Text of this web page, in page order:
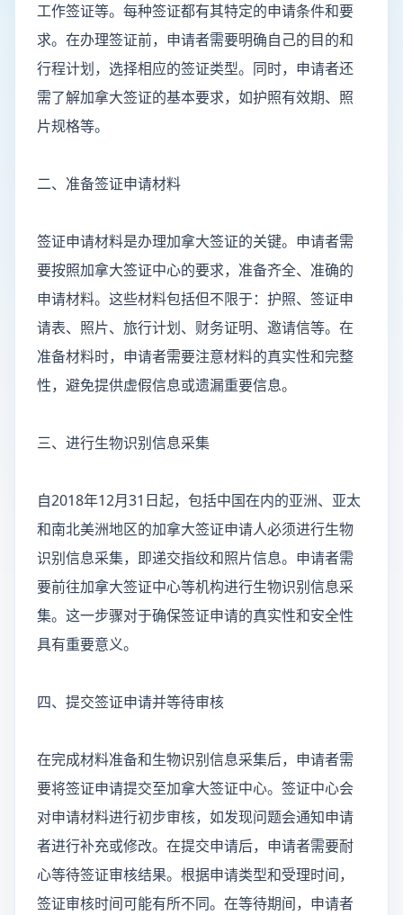
工作签证等。每种签证都有其特定的申请条件和要
求。在办理签证前，申请者需要明确自己的目的和
行程计划，选择相应的签证类型。同时，申请者还
需了解加拿大签证的基本要求，如护照有效期、照
片规格等。
二、准备签证申请材料
签证申请材料是办理加拿大签证的关键。申请者需
要按照加拿大签证中心的要求，准备齐全、准确的
申请材料。这些材料包括但不限于：护照、签证申
请表、照片、旅行计划、财务证明、邀请信等。在
准备材料时，申请者需要注意材料的真实性和完整
性，避免提供虚假信息或遗漏重要信息。
三、进行生物识别信息采集
自2018年12月31日起，包括中国在内的亚洲、亚太
和南北美洲地区的加拿大签证申请人必须进行生物
识别信息采集，即递交指纹和照片信息。申请者需
要前往加拿大签证中心等机构进行生物识别信息采
集。这一步骤对于确保签证申请的真实性和安全性
具有重要意义。
四、提交签证申请并等待审核
在完成材料准备和生物识别信息采集后，申请者需
要将签证申请提交至加拿大签证中心。签证中心会
对申请材料进行初步审核，如发现问题会通知申请
者进行补充或修改。在提交申请后，申请者需要耐
心等待签证审核结果。根据申请类型和受理时间，
签证审核时间可能有所不同。在等待期间，申请者